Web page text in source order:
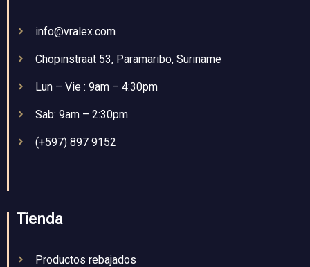
info@vralex.com
Chopinstraat 53, Paramaribo, Suriname
Lun – Vie : 9am – 4:30pm
Sab: 9am – 2:30pm
(+597) 897 9152
Tienda
Productos rebajados